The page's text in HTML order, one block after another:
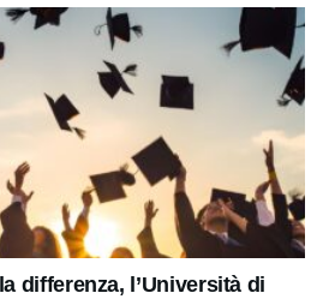
differenza, l’Università di